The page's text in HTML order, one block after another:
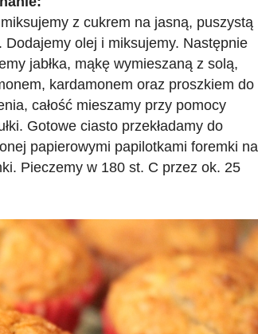
z cukrem na jasną, puszystą
Dodajemy olej i miksujemy. Następnie
jabłka, mąkę wymieszaną z solą,
kardamonem oraz proszkiem do
całość mieszamy przy pomocy
Gotowe ciasto przekładamy do
papierowymi papilotkami foremki na
Pieczemy w 180 st. C przez ok. 25